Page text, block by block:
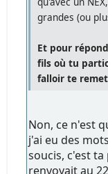
grandes (ou
Et pour
fils où tu
falloir te
Non, ce n'est
j'ai eu des
soucis, c'est
renvoyait au